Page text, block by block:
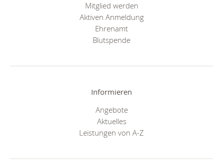
Mitglied werden
Aktiven Anmeldung
Ehrenamt
Blutspende
Informieren
Angebote
Aktuelles
Leistungen von A-Z